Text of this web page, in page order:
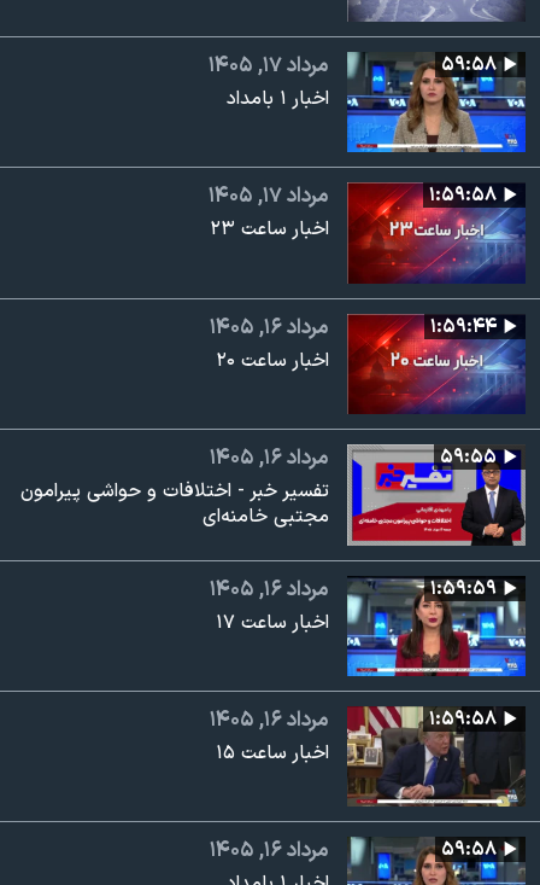
۵۹:۵۸ مرداد ۱۷, ۱۴۰۵
اخبار ۱ بامداد
۱:۵۹:۵۸ مرداد ۱۷, ۱۴۰۵
اخبار ساعت ۲۳
۱:۵۹:۴۴ مرداد ۱۶, ۱۴۰۵
اخبار ساعت ۲۰
۵۹:۵۵ مرداد ۱۶, ۱۴۰۵
تفسیر خبر - اختلافات و حواشی پیرامون
مجتبی خامنه‌ای
۱:۵۹:۵۹ مرداد ۱۶, ۱۴۰۵
اخبار ساعت ۱۷
۱:۵۹:۵۸ مرداد ۱۶, ۱۴۰۵
اخبار ساعت ۱۵
۵۹:۵۸ مرداد ۱۶, ۱۴۰۵